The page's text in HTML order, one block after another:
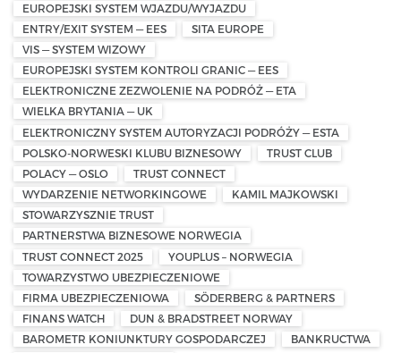
EUROPEJSKI SYSTEM WJAZDU/WYJAZDU
ENTRY/EXIT SYSTEM — EES
SITA EUROPE
VIS — SYSTEM WIZOWY
EUROPEJSKI SYSTEM KONTROLI GRANIC — EES
ELEKTRONICZNE ZEZWOLENIE NA PODRÓŻ — ETA
WIELKA BRYTANIA — UK
ELEKTRONICZNY SYSTEM AUTORYZACJI PODRÓŻY — ESTA
POLSKO-NORWESKI KLUBU BIZNESOWY
TRUST CLUB
POLACY — OSLO
TRUST CONNECT
WYDARZENIE NETWORKINGOWE
KAMIL MAJKOWSKI
STOWARZYSZNIE TRUST
PARTNERSTWA BIZNESOWE NORWEGIA
TRUST CONNECT 2025
YOUPLUS – NORWEGIA
TOWARZYSTWO UBEZPIECZENIOWE
FIRMA UBEZPIECZENIOWA
SÖDERBERG & PARTNERS
FINANS WATCH
DUN & BRADSTREET NORWAY
BAROMETR KONIUNKTURY GOSPODARCZEJ
BANKRUCTWA